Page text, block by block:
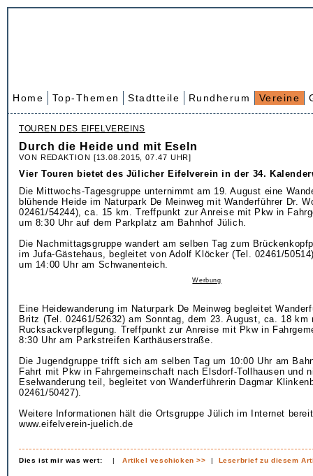
Home Top-Themen Stadtteile Rundherum Vereine
TOUREN DES EIFELVEREINS
Durch die Heide und mit Eseln
VON REDAKTION [13.08.2015, 07.47 UHR]
Vier Touren bietet des Jülicher Eifelverein in der 34.
Die Mittwochs-Tagesgruppe unternimmt am 19. August eine
blühende Heide im Naturpark De Meinweg mit Wanderführer Dr.
02461/54244), ca. 15 km. Treffpunkt zur Anreise mit Pkw in
um 8:30 Uhr auf dem Parkplatz am Bahnhof Jülich.
Die Nachmittagsgruppe wandert am selben Tag zum
im Jufa-Gästehaus, begleitet von Adolf Klöcker (Tel. 02461/
um 14:00 Uhr am Schwanenteich.
Werbung
Eine Heidewanderung im Naturpark De Meinweg begleitet
Britz (Tel. 02461/52632) am Sonntag, dem 23. August, ca. 18 km
Rucksackverpflegung. Treffpunkt zur Anreise mit Pkw in
8:30 Uhr am Parkstreifen Karthäuserstraße.
Die Jugendgruppe trifft sich am selben Tag um 10:00 Uhr am
Fahrt mit Pkw in Fahrgemeinschaft nach Elsdorf-Tollhausen und
Eselwanderung teil, begleitet von Wanderführerin Dagmar
02461/50427).
Weitere Informationen hält die Ortsgruppe Jülich im Internet
www.eifelverein-juelich.de
Dies ist mir was wert: |Artikel veschicken >> | Leserbrief zu diesem